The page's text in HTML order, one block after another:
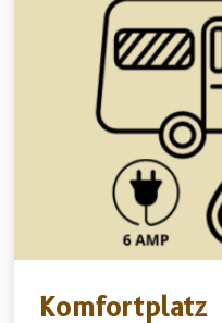
Komfortplatz